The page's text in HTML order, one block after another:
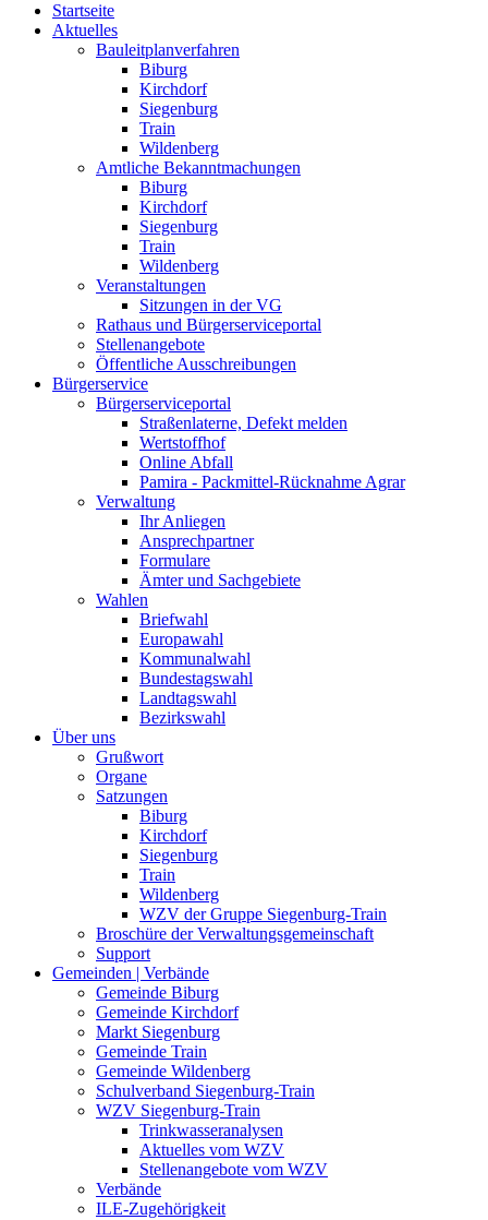
Startseite
Aktuelles
Bauleitplanverfahren
Biburg
Kirchdorf
Siegenburg
Train
Wildenberg
Amtliche Bekanntmachungen
Biburg
Kirchdorf
Siegenburg
Train
Wildenberg
Veranstaltungen
Sitzungen in der VG
Rathaus und Bürgerserviceportal
Stellenangebote
Öffentliche Ausschreibungen
Bürgerservice
Bürgerserviceportal
Straßenlaterne, Defekt melden
Wertstoffhof
Online Abfall
Pamira - Packmittel-Rücknahme Agrar
Verwaltung
Ihr Anliegen
Ansprechpartner
Formulare
Ämter und Sachgebiete
Wahlen
Briefwahl
Europawahl
Kommunalwahl
Bundestagswahl
Landtagswahl
Bezirkswahl
Über uns
Grußwort
Organe
Satzungen
Biburg
Kirchdorf
Siegenburg
Train
Wildenberg
WZV der Gruppe Siegenburg-Train
Broschüre der Verwaltungsgemeinschaft
Support
Gemeinden | Verbände
Gemeinde Biburg
Gemeinde Kirchdorf
Markt Siegenburg
Gemeinde Train
Gemeinde Wildenberg
Schulverband Siegenburg-Train
WZV Siegenburg-Train
Trinkwasseranalysen
Aktuelles vom WZV
Stellenangebote vom WZV
Verbände
ILE-Zugehörigkeit